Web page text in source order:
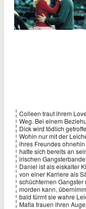
Colleen traut ihrem
Weg. Bei einem
Dick wird tödlich
Wohin nur mit der
ihres Freundes
hatte sich bereits an
irischen
Daniel ist als eiskalter
von einer Karriere als
schüchternen
morden kann,
bald türmt sie wahre
Mafia trauen ihren